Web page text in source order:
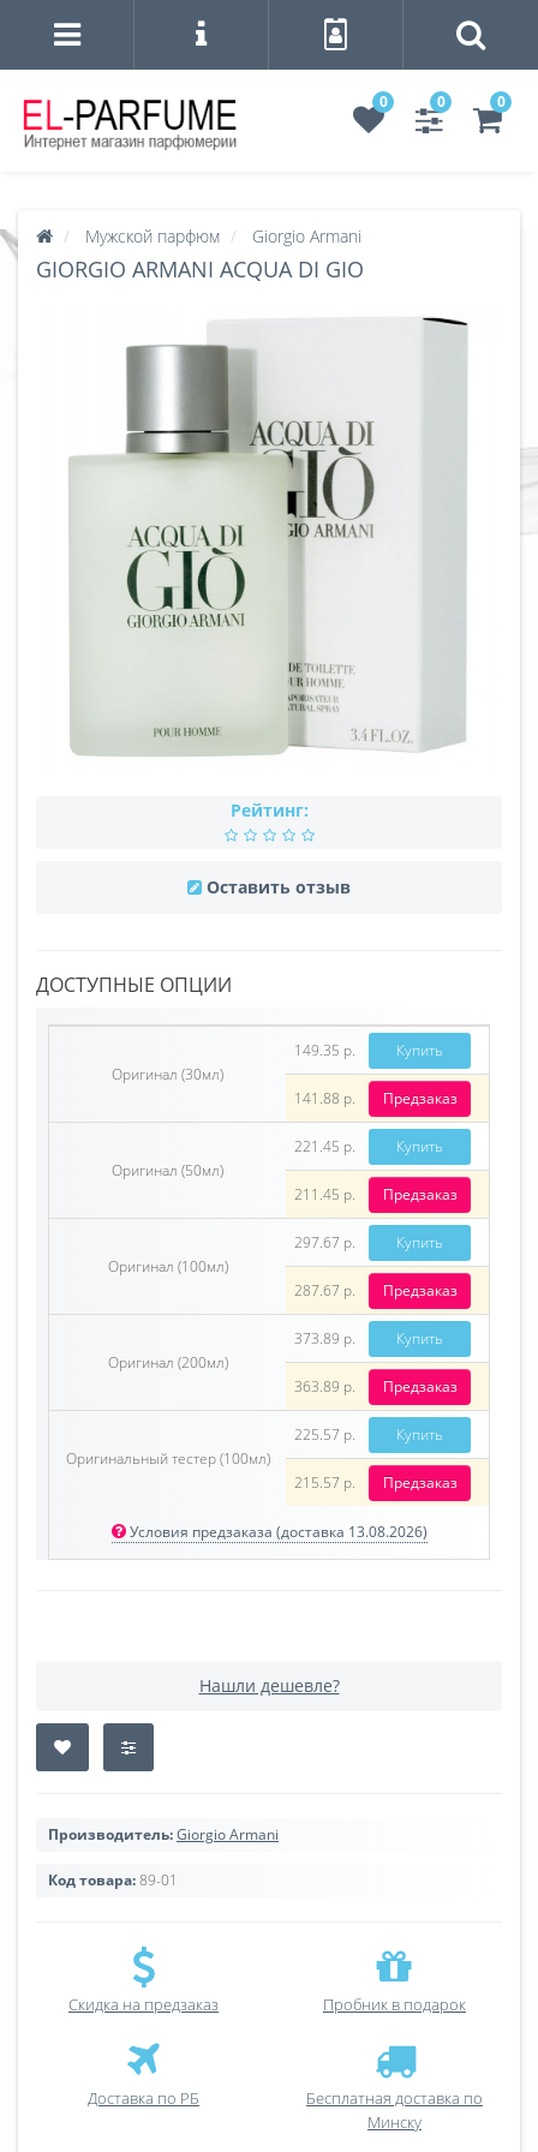
0 0 0
Мужской парфюм Giorgio Armani
GIORGIO ARMANI ACQUA DI GIO
Рейтинг:
Оставить отзыв
ДОСТУПНЫЕ ОПЦИИ
Оригинал (30мл)
149.35 р. Купить
141.88 р. Предзаказ
Оригинал (50мл)
221.45 р. Купить
211.45 р. Предзаказ
Оригинал (100мл)
297.67 р. Купить
287.67 р. Предзаказ
Оригинал (200мл)
373.89 р. Купить
363.89 р. Предзаказ
Оригинальный тестер (100мл)
225.57 р. Купить
215.57 р. Предзаказ
Условия предзаказа (доставка 13.08.2026)
Нашли дешевле?
Производитель:Giorgio Armani
Код товара:89-01
Скидка на предзаказ Пробник в подарок
Доставка по РБ
Бесплатная доставка по
Минску